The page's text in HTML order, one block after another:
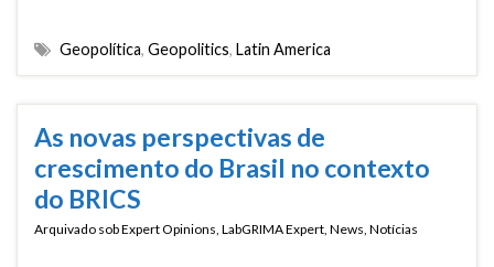
Geopolítica, Geopolitics, Latin America
As novas perspectivas de
crescimento do Brasil no contexto
do BRICS
Arquivado sobExpert Opinions, LabGRIMA Expert, News, Notícias